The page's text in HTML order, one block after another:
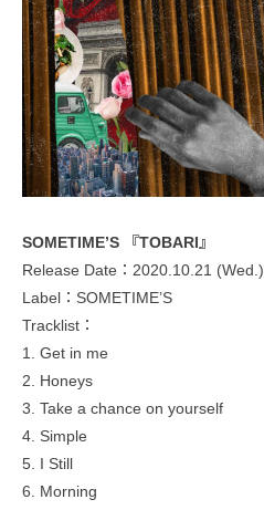
SOMETIME’S 『TOBARI』
Release Date：2020.10.21 (Wed.)
Label：SOMETIME’S
Tracklist：
1. Get in me
2. Honeys
3. Take a chance on yourself
4. Simple
5. I Still
6. Morning